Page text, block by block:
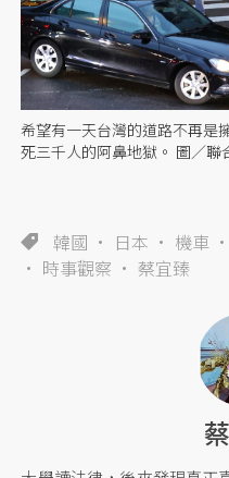
希望有一天台灣的道路不再是
死三千人的阿鼻地獄。 圖／聯
韓國 日本 機車
時事觀察
蔡宜臻